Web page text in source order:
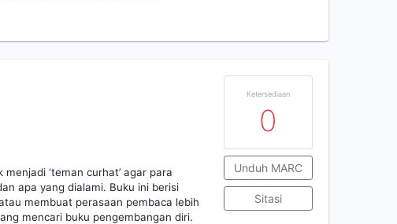
‘teman curhat’ agar para
apa yang dialami. Buku ini berisi
membuat perasaan pembaca lebih
mencari buku pengembangan diri.
Ketersediaan
0
Unduh MARC
Sitasi